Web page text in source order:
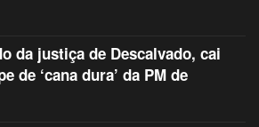
da justiça de Descalvado, cai
de ‘cana dura’ da PM de